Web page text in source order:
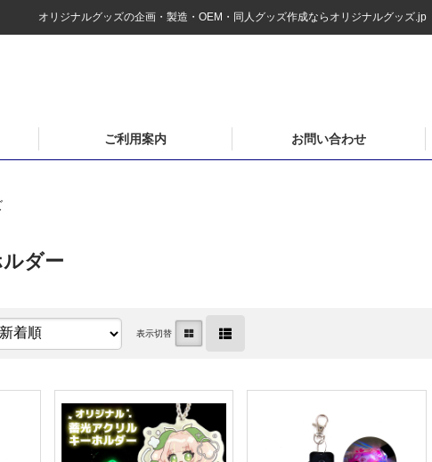
オリジナルグッズの企画・製造・OEM・同人グッズ作成ならオリジナルグッズ.jp
ご利用案内 お問い合わせ
ダー
表示切替